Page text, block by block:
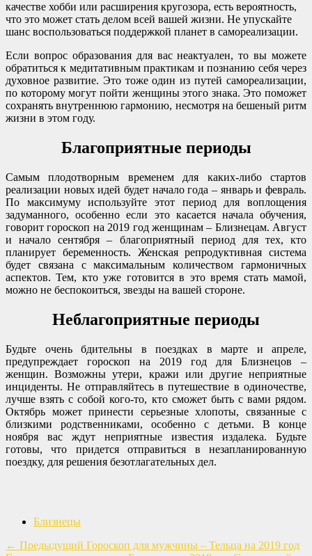
качестве хобби или расширения кругозора, есть вероятность,
что это может стать делом всей вашей жизни. Не упускайте
шанс воспользоваться поддержкой планет в самореализации.
Если вопрос образования для вас неактуален, то вы можете
обратиться к медитативным практикам и познанию себя через
духовное развитие. Это тоже один из путей самореализации,
по которому могут пойти женщины этого знака. Это поможет
сохранять внутреннюю гармонию, несмотря на бешеный ритм
жизни в этом году.
Благоприятные периоды
Самым плодотворным временем для каких-либо стартов
реализации новых идей будет начало года – январь и февраль.
По максимуму используйте этот период для воплощения
задуманного, особенно если это касается начала обучения,
говорит гороскоп на 2019 год женщинам – Близнецам. Август
и начало сентября – благоприятный период для тех, кто
планирует беременность. Женская репродуктивная система
будет связана с максимальным количеством гармоничных
аспектов. Тем, кто уже готовится в это время стать мамой,
можно не беспокоиться, звезды на вашей стороне.
Неблагоприятные периоды
Будьте очень бдительны в поездках в марте и апреле,
предупреждает гороскоп на 2019 год для Близнецов –
женщин. Возможны утери, кражи или другие неприятные
инциденты. Не отправляйтесь в путешествие в одиночестве,
лучше взять с собой кого-то, кто сможет быть с вами рядом.
Октябрь может принести серьезные хлопоты, связанные с
близкими родственниками, особенно с детьми. В конце
ноября вас ждут неприятные известия издалека. Будьте
готовы, что придется отправиться в незапланированную
поездку, для решения безотлагательных дел.
Близнецы
← Предыдущий Гороскоп для мужчины – Тельца на 2019 год